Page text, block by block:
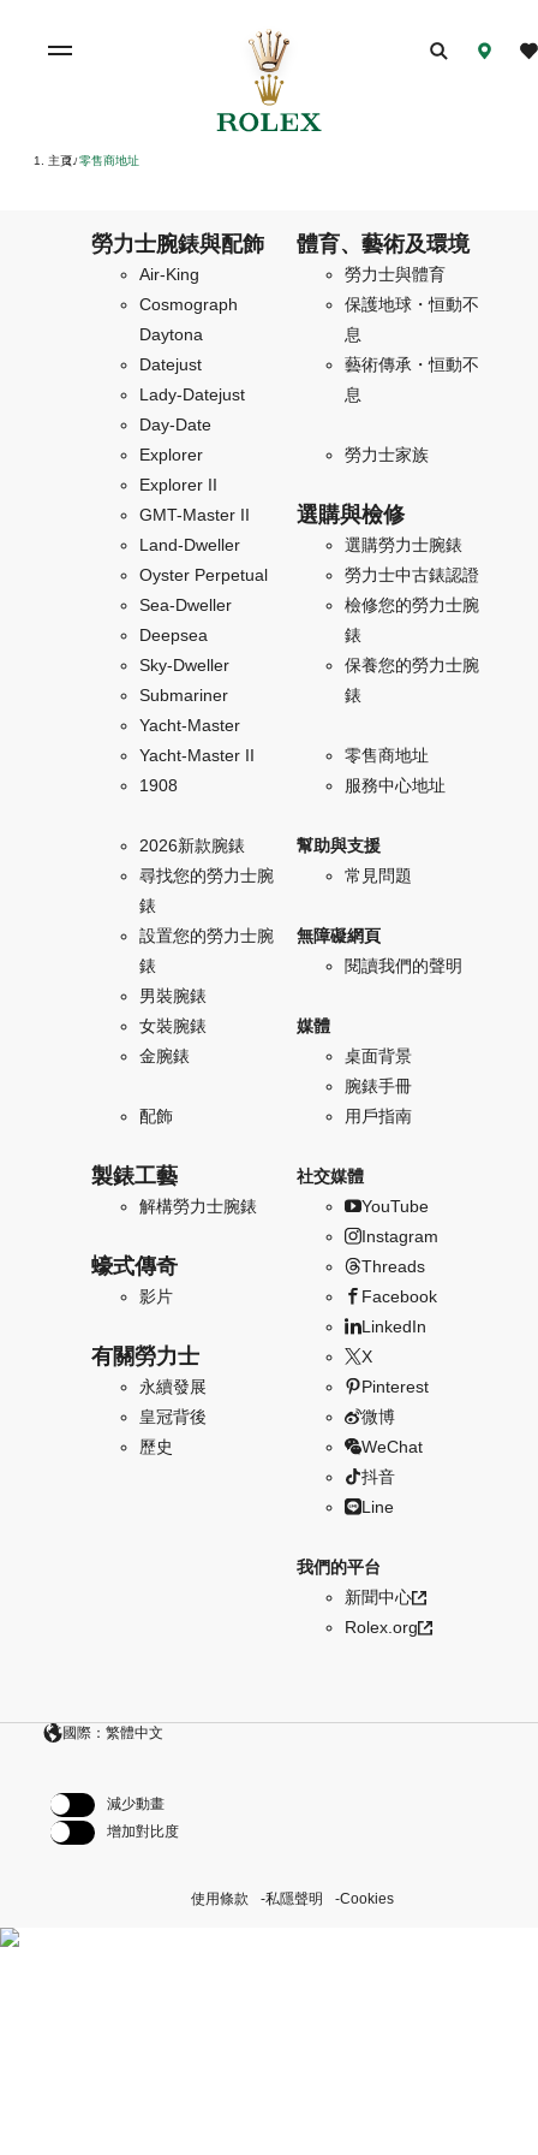
主頁/ 零售商地址
勞力士腕錶與配飾
Air-King
Cosmograph
Daytona
Datejust
Lady-Datejust
Day-Date
Explorer
Explorer II
GMT-Master II
Land-Dweller
Oyster Perpetual
Sea-Dweller
Deepsea
Sky-Dweller
Submariner
Yacht-Master
Yacht-Master II
1908
2026新款腕錶
尋找您的勞力士腕
錶
設置您的勞力士腕
錶
男裝腕錶
女裝腕錶
金腕錶
配飾
製錶工藝
解構勞力士腕錶
蠔式傳奇
影片
有關勞力士
永續發展
皇冠背後
歷史
體育、藝術及環境
勞力士與體育
保護地球・恒動不
息
藝術傳承・恒動不
息
勞力士家族
選購與檢修
選購勞力士腕錶
勞力士中古錶認證
檢修您的勞力士腕
錶
保養您的勞力士腕
錶
零售商地址
服務中心地址
幫助與支援
常見問題
無障礙網頁
閱讀我們的聲明
媒體
桌面背景
腕錶手冊
用戶指南
社交媒體
YouTube
Instagram
Threads
Facebook
LinkedIn
X
Pinterest
微博
WeChat
抖音
Line
我們的平台
新聞中心
Rolex.org
國際：繁體中文
減少動畫
增加對比度
使用條款 私隱聲明 Cookies